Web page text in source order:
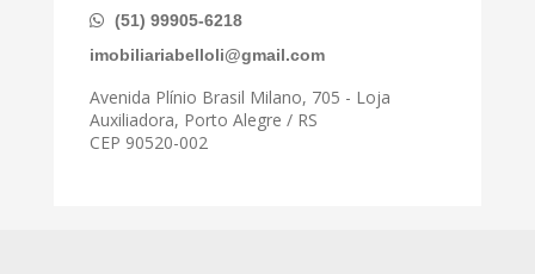
(51) 99905-6218
imobiliariabelloli@gmail.com
Avenida Plínio Brasil Milano, 705 - Loja
Auxiliadora, Porto Alegre / RS
CEP 90520-002